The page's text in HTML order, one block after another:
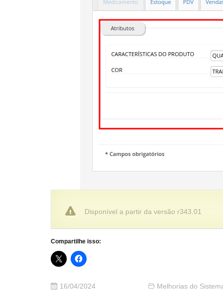
Disponível a partir da versão r343.01
Compartilhe isso:
16/04/2024 Melhorias do